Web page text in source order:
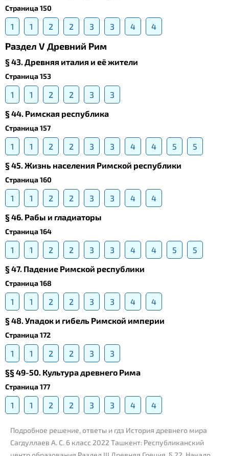
Страница 150
1 1 2 2 3 3 4 4
Раздел V Древний Рим
§ 43. Древняя италия и её жители
Страница 153
1 1 2 2 3
3
§ 44. Римская республика
Страница 157
1 1 2 2 3 3 4 4 5
5
§ 45. Жизнь населения Римской республики
Страница 160
1 1 2 2 3 3 4
4
§ 46. Рабы и гладиаторы
Страница 164
1 1 2 2 3 3 4 4 5
5
§ 47. Падение Римской республики
Страница 168
1 1 2 2 3 3 4
4
§ 48. Упадок и гибель Римской империи
Страница 172
1 1 2 2 3
3
§§ 49-50. Культура древнего Рима
Страница 177
1 1 2 2 3 3 4 4
Подробное решение, ответы и гдз История древнего мира
Сагдуллаев А. С. 6 класс 2022 Ташкент: Республиканский